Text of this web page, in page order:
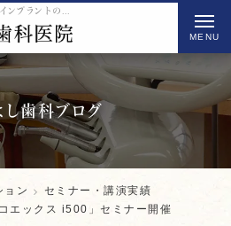
し歯科ブログ
ョン
セミナー・講演実績
エックス i500」セミナー開催
t
o
g
l